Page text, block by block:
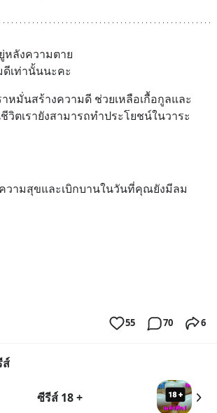
หลังความตาย
ความดีเท่านั้นนะคะ
าหมั่นสร้างความดี ช่วยเหลือเกื้อกูลและ
วิตเรายังสามารถทำประโยชน์ในวาระ
ามสุขและเบิกบานในวันที่คุณยังมีลม
55 70 6
ส์
ซีรีส์ 18 +